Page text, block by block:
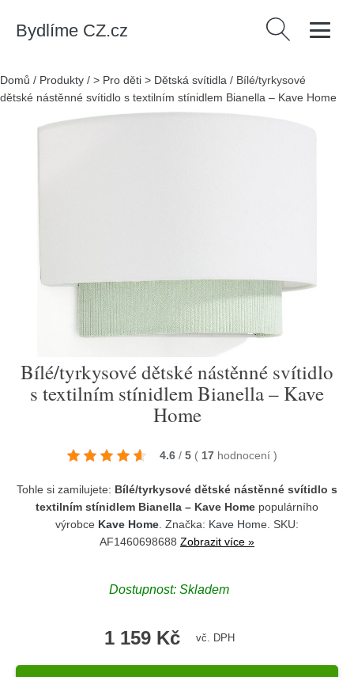
Bydlíme CZ.cz Vyhledávání
Domů / Produkty / > Pro děti > Dětská svítidla / Bílé/tyrkysové
dětské nástěnné svítidlo s textilním stínidlem Bianella – Kave Home
Bílé/tyrkysové dětské nástěnné svítidlo
s textilním stínidlem Bianella – Kave
Home
4.6 / 5 ( 17 hodnocení )
Tohle si zamilujete: Bílé/tyrkysové dětské nástěnné svítidlo s
textilním stínidlem Bianella – Kave Home populárního
výrobce Kave Home . Značka: Kave Home . SKU:
AF1460698688 Zobrazit více »
Dostupnost: Skladem
1 159 Kč vč. DPH